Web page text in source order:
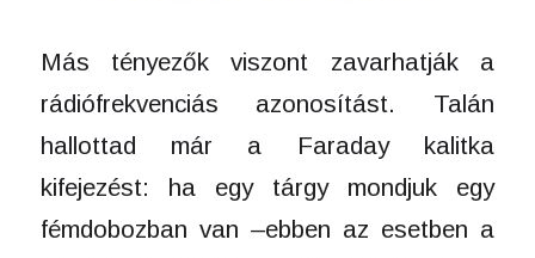
Más tényezők viszont zavarhatják a
rádiófrekvenciás azonosítást. Talán
hallottad már a Faraday kalitka
kifejezést: ha egy tárgy mondjuk egy
fémdobozban van –ebben az esetben a